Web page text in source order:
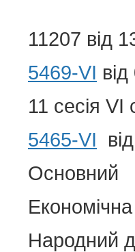
11207 від
5469-VI
11 сесія VI
5465-VI
Основний
Народний